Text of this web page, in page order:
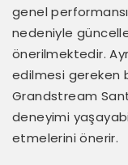
genel
nedeniyle
önerilmektedir.
edilmesi gereken
Grandstream
deneyimi
etmelerini önerir.